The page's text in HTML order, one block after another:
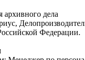
дела
Федерации.